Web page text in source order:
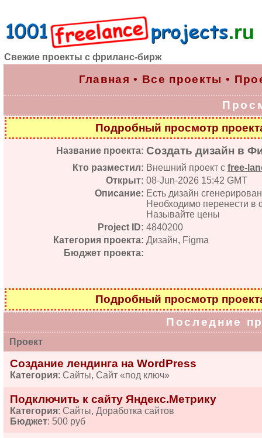
Свежие проекты с фриланс-бирж
Главная • Все проекты •
Подробный просмотр
Название проекта: Создать дизайн в
Кто разместил: Внешний проект с free-
Открыт: 08-Jun-2026 15:42 GMT
Описание: Есть дизайн
Необходимо перенести в
Называйте цены
Project ID: 4840200
Категория проекта: Дизайн, Figma
Бюджет проекта:
Подробный просмотр
Последние
Проект
Создание лендинга на WordPress
Категория: Сайты, Сайт «под ключ»
Подключить к сайту Яндекс.Метрику
Категория: Сайты, Доработка сайтов
Бюджет: 500 руб